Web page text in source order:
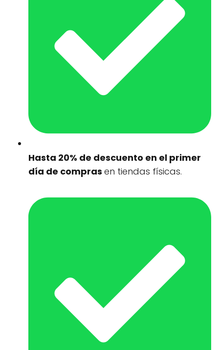
Hasta 20% de descuento en el primer
día de compras en tiendas físicas.